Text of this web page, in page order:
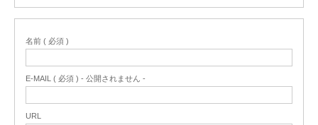
名前 ( 必須 )
E-MAIL ( 必須 ) - 公開されません -
URL